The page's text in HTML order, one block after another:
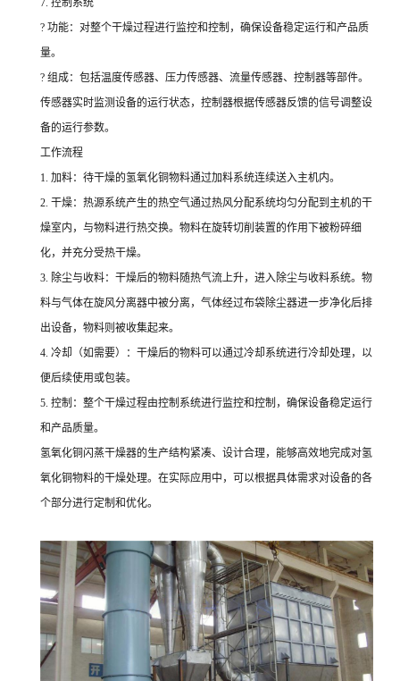
7. 控制系统
? 功能：对整个干燥过程进行监控和控制，确保设备稳定运行和产品质
量。
? 组成：包括温度传感器、压力传感器、流量传感器、控制器等部件。
传感器实时监测设备的运行状态，控制器根据传感器反馈的信号调整设
备的运行参数。
工作流程
1. 加料：待干燥的氢氧化铜物料通过加料系统连续送入主机内。
2. 干燥：热源系统产生的热空气通过热风分配系统均匀分配到主机的干
燥室内，与物料进行热交换。物料在旋转切削装置的作用下被粉碎细
化，并充分受热干燥。
3. 除尘与收料：干燥后的物料随热气流上升，进入除尘与收料系统。物
料与气体在旋风分离器中被分离，气体经过布袋除尘器进一步净化后排
出设备，物料则被收集起来。
4. 冷却（如需要）：干燥后的物料可以通过冷却系统进行冷却处理，以
便后续使用或包装。
5. 控制：整个干燥过程由控制系统进行监控和控制，确保设备稳定运行
和产品质量。
氢氧化铜闪蒸干燥器的生产结构紧凑、设计合理，能够高效地完成对氢
氧化铜物料的干燥处理。在实际应用中，可以根据具体需求对设备的各
个部分进行定制和优化。